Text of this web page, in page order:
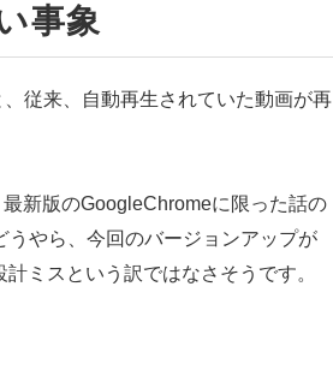
事象
従来、自動再生されていた動画が再
新版のGoogleChromeに限った話の
やら、今回のバージョンアップが
ミスという訳ではなさそうです。